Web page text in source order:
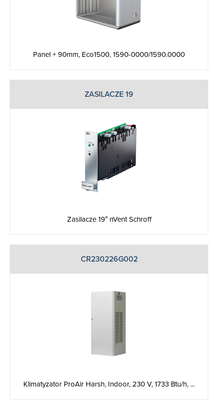
Panel + 90mm, Eco1500, 1590-0000/1590.0000
ZASILACZE 19
Zasilacze 19″ nVent Schroff
CR230226G002
Klimatyzator ProAir Harsh, Indoor, 230 V, 1733 Btu/h, ...